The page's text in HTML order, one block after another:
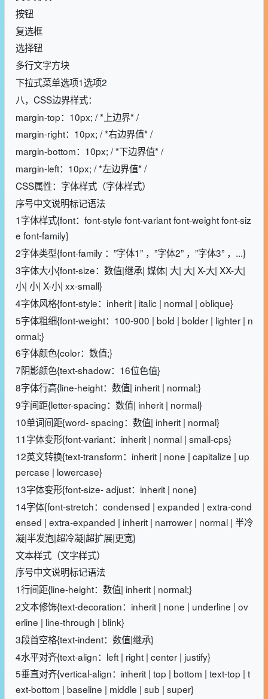
按钮
复选框
选择钮
多行文字方块
下拉式菜单选项1选项2
八，CSS边界样式：
margin-top：10px; / *上边界* /
margin-right：10px; / *右边界值* /
margin-bottom：10px; / *下边界值* /
margin-left：10px; / *左边界值* /
CSS属性：字体样式（字体样式）
序号中文说明标记语法
1字体样式{font：font-style font-variant font-weight font-siz
e font-family}
2字体类型{font-family ：”字体1” ，”字体2” ，”字体3” ，...}
3字体大小{font-size：数值|继承| 媒体| 大| 大| X-大| XX-大|
小| 小| X-小| xx-small}
4字体风格{font-style：inherit | italic | normal | oblique}
5字体粗细{font-weight：100-900 | bold | bolder | lighter | n
ormal;}
6字体颜色{color：数值;}
7阴影颜色{text-shadow：16位色值}
8字体行高{line-height：数值| inherit | normal;}
9字间距{letter-spacing：数值| inherit | normal}
10单词间距{word- spacing：数值| inherit | normal}
11字体变形{font-variant：inherit | normal | small-cps}
12英文转换{text-transform：inherit | none | capitalize | up
percase | lowercase}
13字体变形{font-size- adjust：inherit | none}
14字体{font-stretch：condensed | expanded | extra-cond
ensed | extra-expanded | inherit | narrower | normal | 半冷
凝|半发泡|超冷凝|超扩展|更宽}
文本样式（文字样式）
序号中文说明标记语法
1行间距{line-height：数值| inherit | normal;}
2文本修饰{text-decoration：inherit | none | underline | ov
erline | line-through | blink}
3段首空格{text-indent：数值|继承}
4水平对齐{text-align：left | right | center | justify}
5垂直对齐{vertical-align：inherit | top | bottom | text-top | t
ext-bottom | baseline | middle | sub | super}